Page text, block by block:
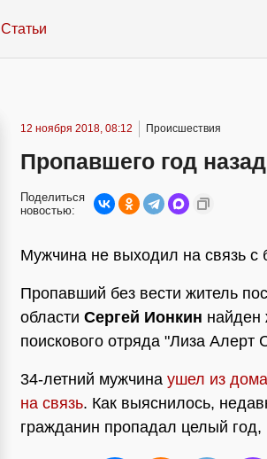
Статьи
12 ноября 2018, 08:12 Происшествия
Пропавшего год
Поделиться
новостью:
Мужчина не выходил на связь с
Пропавший без вести житель
области Сергей Ионкин
поискового отряда "Лиза Алерт
34-летний мужчина ушел из
на связь. Как выяснилось,
гражданин пропадал целый